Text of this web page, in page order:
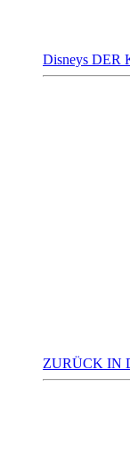
Disneys DER
ZURÜCK IN